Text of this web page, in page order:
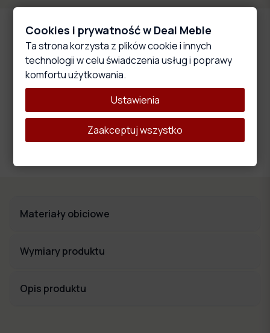
Główne cechy produktu
Wysokoelastyczna pianka
Materiał ten wyróżnia się właściwościami, które wpływają na
wygodę i komfort użytkowania oraz trwałość i stabilność
Materiały obiciowe
Wymiary produktu
Opis produktu
Cookies i prywatność w Deal Meble
Ta strona korzysta z plików cookie i innych
technologii w celu świadczenia usług i poprawy
komfortu użytkowania.
Ustawienia
Zaakceptuj wszystko